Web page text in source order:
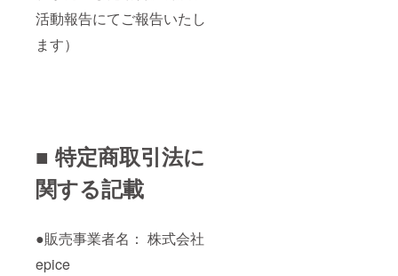
活動報告にてご報告いたし
ます）
■ 特定商取引法に
関する記載
●販売事業者名： 株式会社
epice